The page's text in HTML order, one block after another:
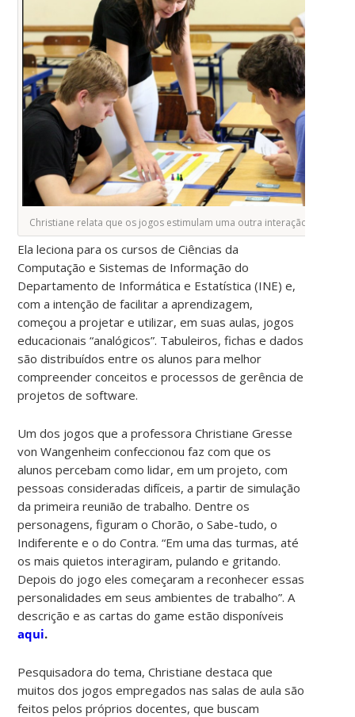
Christiane relata que os jogos estimulam uma outra interação com os
Ela leciona para os cursos de Ciências da
Computação e Sistemas de Informação do
Departamento de Informática e Estatística (INE) e,
com a intenção de facilitar a aprendizagem,
começou a projetar e utilizar, em suas aulas, jogos
educacionais “analógicos”. Tabuleiros, fichas e dados
são distribuídos entre os alunos para melhor
compreender conceitos e processos de gerência de
projetos de software.
Um dos jogos que a professora Christiane Gresse
von Wangenheim confeccionou faz com que os
alunos percebam como lidar, em um projeto, com
pessoas consideradas difíceis, a partir de simulação
da primeira reunião de trabalho. Dentre os
personagens, figuram o Chorão, o Sabe-tudo, o
Indiferente e o do Contra. “Em uma das turmas, até
os mais quietos interagiram, pulando e gritando.
Depois do jogo eles começaram a reconhecer essas
personalidades em seus ambientes de trabalho”. A
descrição e as cartas do game estão disponíveis
aqui.
Pesquisadora do tema, Christiane destaca que
muitos dos jogos empregados nas salas de aula são
feitos pelos próprios docentes, que buscam